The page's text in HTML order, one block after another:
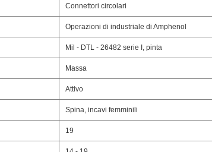
Connettori circolari
Operazioni di industriale di Amphenol
Mil - DTL - 26482 serie I, pinta
Massa
Attivo
Spina, incavi femminili
19